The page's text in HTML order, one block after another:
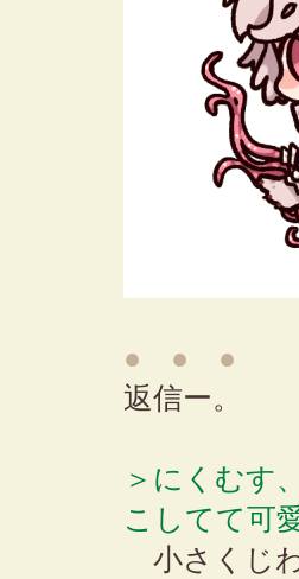
● ● ●
返信ー。
＞にくむす
こしてて可
小さくじ